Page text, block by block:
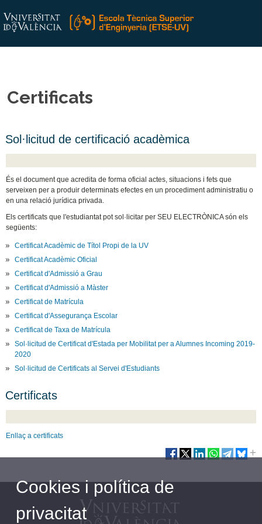
Certificats
Sol·licitud de certificació acadèmica
És el document que acredita de forma oficial actes, situacions i fets que
serveixen per a produir determinats efectes en un procediment administratiu o
en una relació jurídica privada.
Els certificats que l'estudiantat pot sol·licitar per SEU ELECTRÒNICA són els
següents:
Certificat Acadèmic de Títol Propi de la UV
Certificat Acadèmic Oficial
Certificat d'Admissió a Grau
Certificat d'Admissió a Màster
Certificat de Matrícula
Certificat d'Assegurança Escolar
Certificat de Taxa de Matrícula
Sol·licitud de Certificat d'Estada per Mobilitat per a Alumnes Incoming 2019-
2020
Sol·licitud de Certificats al Servei d'Estudiants
Certificats
Enllaç a certificats
Cookies i política de
privacitat